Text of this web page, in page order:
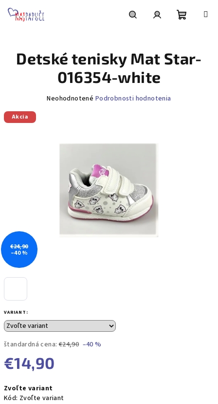
košík
VARIANT:
štandardná cena: €24,90 –40 %
€14,90
cena:
Zvoľte variant
Kód: Zvoľte variant
Detské tenisky Mat Star-
016354-white
Priemerné
hviezdičiek.
Neohodnotené Podrobnosti hodnotenia
Akcia
€24,90
–40 %